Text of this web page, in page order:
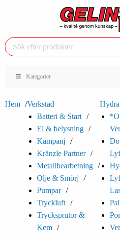
Kategorier
Hem
Verkstad
Batteri & Start
El & belysning
Kampanj
Kränzle Partner
Metallbearbetning
Olje & Smörj
Pumpar
Tryckluft
Trycksprutor &
Kem